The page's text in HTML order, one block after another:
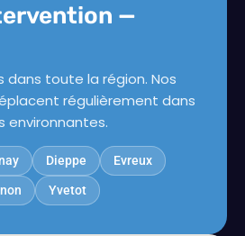
—
dans toute la région. Nos
régulièrement dans
environnantes.
Dieppe Evreux
Yvetot